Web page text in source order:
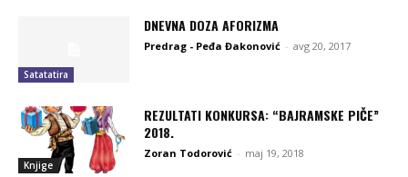
Satatatira
DNEVNA DOZA AFORIZMA
Predrag - Peđa Đakonović - avg 20, 2017
Knjige
REZULTATI KONKURSA: “BAJRAMSKE PIČE”
2018.
Zoran Todorović - maj 19, 2018